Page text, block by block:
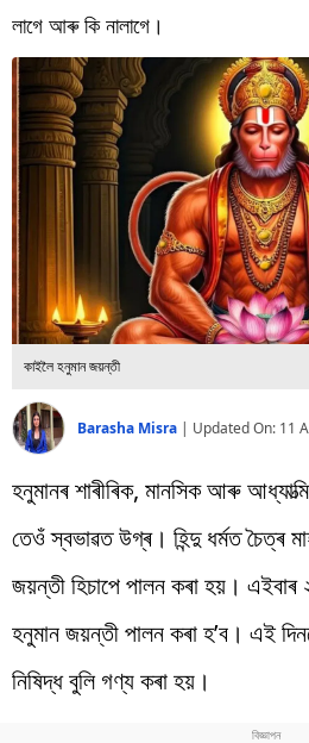
বিশ্ব
প্ৰযুক্তি
Videos
লাগে আৰু কি নালাগে।
কাইলৈ হনুমান জয়ন্তী
Barasha Misra | Updated On: 11
হনুমানৰ শাৰীৰিক, মানসিক আৰু
তেওঁ স্বভাৱত উগ্ৰ। হিন্দু ধৰ্মত চৈত্ৰ
জয়ন্তী হিচাপে পালন কৰা হয়।
হনুমান জয়ন্তী পালন কৰা হ’ব। এই
নিষিদ্ধ বুলি গণ্য কৰা হয়।